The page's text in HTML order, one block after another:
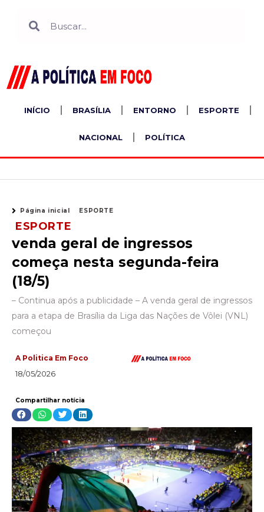
INÍCIO BRASÍLIA ENTORNO ESPORTE
NACIONAL POLÍTICA
Página inicial ESPORTE
ESPORTE
venda geral de ingressos
começa nesta segunda-feira
(18/5)
– Continua após a publicidade – A venda geral de ingressos
para a etapa de Brasília da Liga das Nações de Vôlei (VNL)
começou
A Politica Em Foco
18/05/2026
Compartilhar notícia